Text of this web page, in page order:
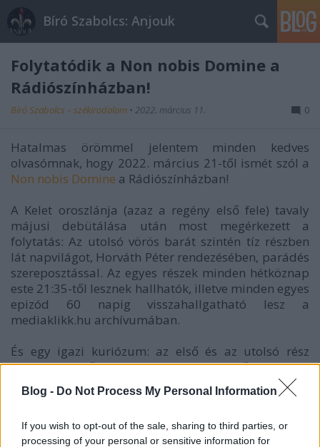
Blog - Do Not Process My Personal Information
If you wish to opt-out of the sale, sharing to third parties, or
processing of your personal or sensitive information for
Bíró Szabolcs: Anjouk
Folytatódik a Non nobis Domine a
Rádiószínházban!
Bíró Szabolcs – székirodalom • 2022. március 11. 0
Hatalmas örömmel jelentem minden kedves
olvasómnak, hogy 2022. március 21-től ismét szól a
Non nobis Domine a Rádiószínházban!
A Kelet oroszlánja (azaz a regény első fele) tavaly
májusi debütálása után most megérkezett a
folytatás:Az utolsó vörös barát szintén tíz részben
lát napvilágot, Horváth Péter rendezésében, parádés
szereposztással. Az egyes részek minden hétköznap
este 21:35-től lesznek hallhatók, illetve minden egyes
epizód 60 napig visszahallgatható lesz a
mediaklikk.hu archívumában.
És egy igazi kuriózum: az első és az utolsó rész
sugárzása előtt Horváth Péter rendezővel, illetve
Csukovits Enikő történésszel, egyetemi tanárral
beszélgetünk majd a regény és az adott történelmi